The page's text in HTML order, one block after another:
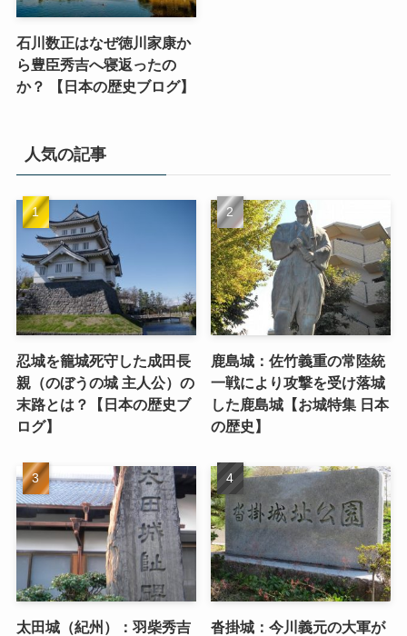
石川数正はなぜ徳川家康か
ら豊臣秀吉へ寝返ったの
か？ 【日本の歴史ブログ】
人気の記事
忍城を籠城死守した成田長
親（のぼうの城 主人公）の
末路とは？【日本の歴史ブ
ログ】
鹿島城：佐竹義重の常陸統
一戦により攻撃を受け落城
した鹿島城【お城特集 日本
の歴史】
太田城（紀州）：羽柴秀吉
沓掛城：今川義元の大軍が